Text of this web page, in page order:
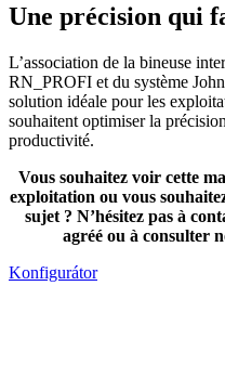
Une précision qui
L’association de la bineuse
RN_PROFI et du système
solution idéale pour les
souhaitent optimiser la
productivité.
Vous souhaitez voir cette
exploitation ou vous
sujet ? N’hésitez pas à
agréé ou à consulter
Konfigurátor